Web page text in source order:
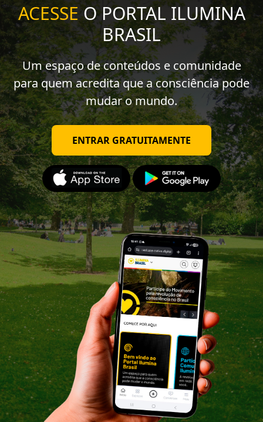
ACESSEO PORTAL ILUMINA
BRASIL
Um espaço de conteúdos e comunidade
para quem acredita que a consciência pode
mudar o mundo.
ENTRAR GRATUITAMENTE